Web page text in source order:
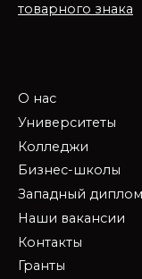
товарного знака
О нас
Университеты
Колледжи
Бизнес-школы
Западный
Наши вакансии
Контакты
Гранты